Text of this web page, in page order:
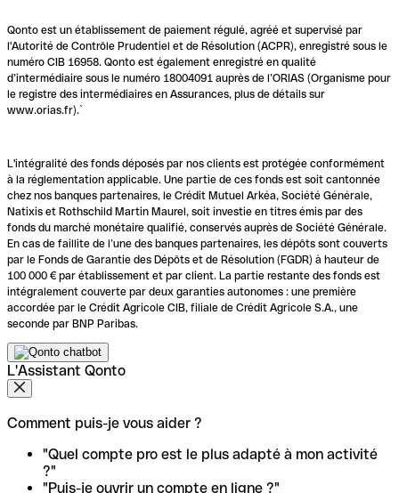
Qonto est un établissement de paiement régulé, agréé et supervisé par
l'Autorité de Contrôle Prudentiel et de Résolution (ACPR), enregistré sous le
numéro CIB 16958. Qonto est également enregistré en qualité
d’intermédiaire sous le numéro 18004091 auprès de l’ORIAS (Organisme pour
le registre des intermédiaires en Assurances, plus de détails sur
www.orias.fr).`
L'intégralité des fonds déposés par nos clients est protégée conformément
à la réglementation applicable. Une partie de ces fonds est soit cantonnée
chez nos banques partenaires, le Crédit Mutuel Arkéa, Société Générale,
Natixis et Rothschild Martin Maurel, soit investie en titres émis par des
fonds du marché monétaire qualifié, conservés auprès de Société Générale.
En cas de faillite de l’une des banques partenaires, les dépôts sont couverts
par le Fonds de Garantie des Dépôts et de Résolution (FGDR) à hauteur de
100 000 € par établissement et par client. La partie restante des fonds est
intégralement couverte par deux garanties autonomes : une première
accordée par le Crédit Agricole CIB, filiale de Crédit Agricole S.A., une
seconde par BNP Paribas.
L'Assistant Qonto
Comment puis-je vous aider ?
"Quel compte pro est le plus adapté à mon activité
?"
"Puis-je ouvrir un compte en ligne ?"